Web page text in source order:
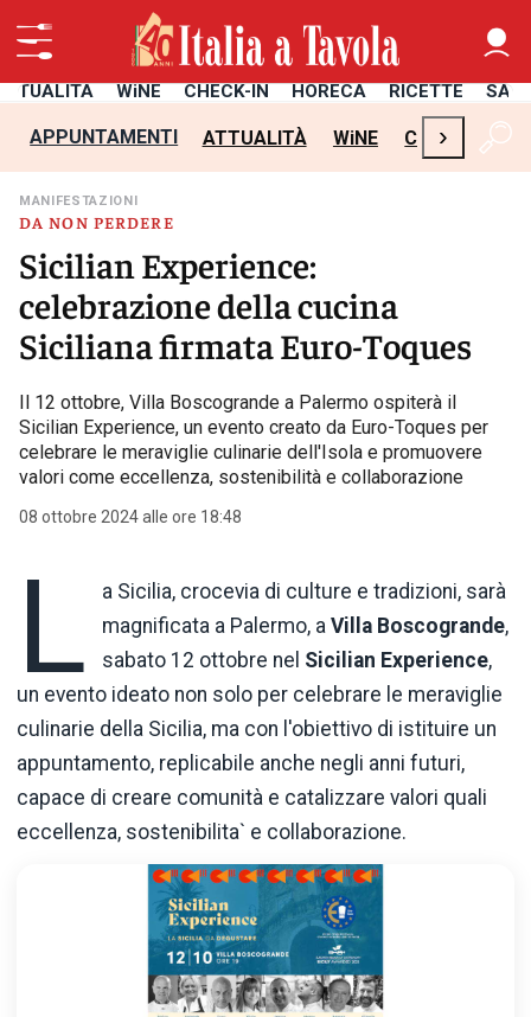
WiNE CHECK-IN HORECA RICETTE
APPUNTAMENTI ATTUALITÀ WiNE CHECK-IN
›
DA NON PERDERE
MANIFESTAZIONI
Sicilian Experience:
celebrazione della cucina
Siciliana firmata Euro-Toques
Il 12 ottobre, Villa Boscogrande a Palermo ospiterà il
Sicilian Experience, un evento creato da Euro-Toques per
celebrare le meraviglie culinarie dell'Isola e promuovere
valori come eccellenza, sostenibilità e collaborazione
08 ottobre 2024 alle ore 18:48
L
a Sicilia, crocevia di culture e tradizioni, sarà
magnificata a Palermo, aVilla Boscogrande,
sabato 12 ottobre nel Sicilian Experience,
un evento ideato non solo per celebrare le meraviglie
culinarie della Sicilia, ma con l'obiettivo di istituire un
appuntamento, replicabile anche negli anni futuri,
capace di creare comunità e catalizzare valori quali
eccellenza, sostenibilita` e collaborazione.